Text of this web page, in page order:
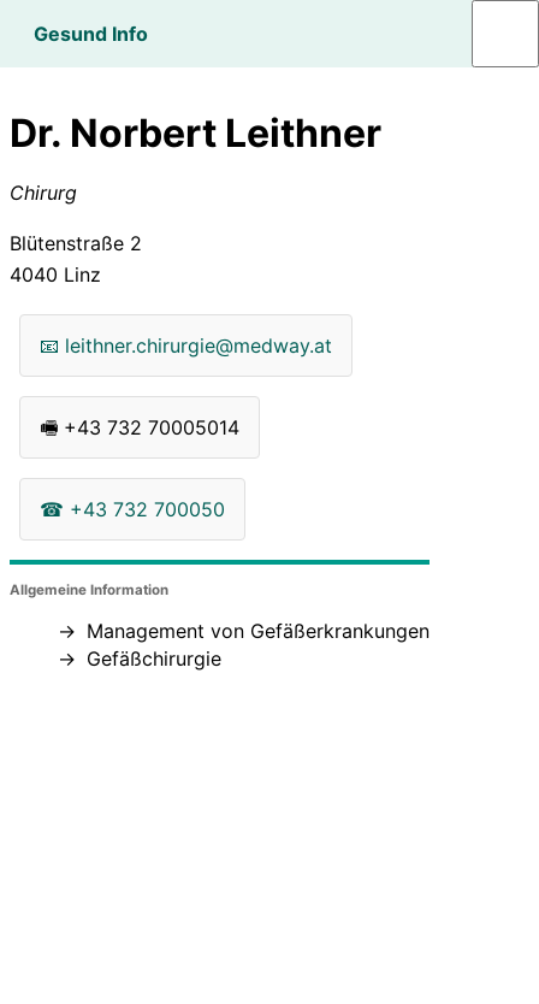
Gesund Info
Dr. Norbert Leithner
Chirurg
Blütenstraße 2
4040 Linz
📧 leithner.chirurgie@medway.at
🖷 +43 732 70005014
☎ +43 732 700050
Allgemeine Information
Management von Gefäßerkrankungen
Gefäßchirurgie